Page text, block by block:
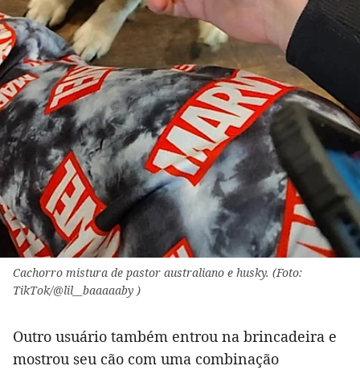
Cachorro mistura de pastor australiano e husky. (Foto:
TikTok/@lil__baaaaaby )
Outro usuário também entrou na brincadeira e
mostrou seu cão com uma combinação